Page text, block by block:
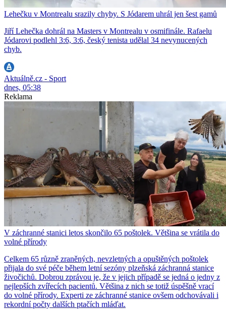
Lehečku v Montrealu srazily chyby. S Jódarem uhrál jen šest gamů
Jiří Lehečka dohrál na Masters v Montrealu v osmifinále. Rafaelu
Jódarovi podlehl 3:6, 3:6, český tenista udělal 34 nevynucených
chyb.
Aktuálně.cz - Sport
dnes, 05:38
Reklama
V záchranné stanici letos skončilo 65 poštolek. Většina se vrátila do
volné přírody
Celkem 65 různě zraněných, nevzletných a opuštěných poštolek
přijala do své péče během letní sezóny plzeňská záchranná stanice
živočichů. Dobrou zprávou je, že v jejich případě se jedná o jedny z
nejlepších zvířecích pacientů. Většina z nich se totiž úspěšně vrací
do volné přírody. Experti ze záchranné stanice ovšem odchovávali i
rekordní počty dalších ptačích mláďat.